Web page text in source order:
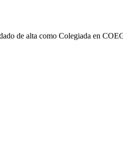
de alta como Colegiada en